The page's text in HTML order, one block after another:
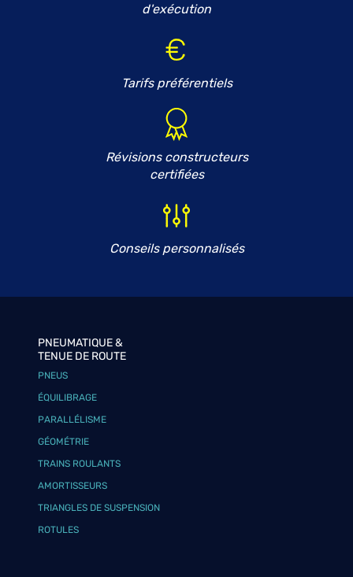
d'exécution
Tarifs préférentiels
Révisions constructeurs
certifiées
Conseils personnalisés
PNEUMATIQUE &
TENUE DE ROUTE
PNEUS
ÉQUILIBRAGE
PARALLÉLISME
GÉOMÉTRIE
TRAINS ROULANTS
AMORTISSEURS
TRIANGLES DE SUSPENSION
ROTULES